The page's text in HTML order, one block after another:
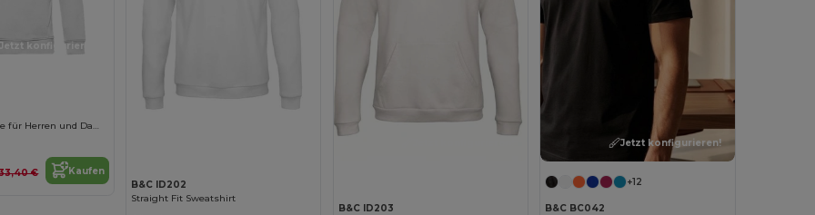
Jetzt konfigurieren!
Baumwoll Hoodie für Herren und Damen
€ Kaufen
B&C ID202
Straight Fit Sweatshirt
B&C ID203
Jetzt konfigurieren!
+12
B&C BC042